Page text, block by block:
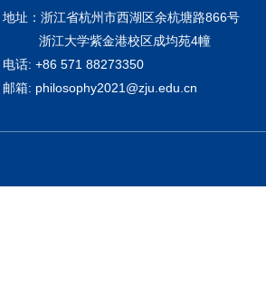
地址：浙江省杭州市西湖区余杭塘路866号
浙江大学紫金港校区成均苑4幢
电话: +86 571 88273350
邮箱: philosophy2021@zju.edu.cn